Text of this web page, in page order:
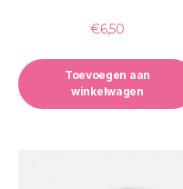
€6,50
Toevoegen aan
winkelwagen